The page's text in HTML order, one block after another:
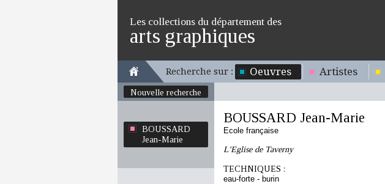
Les collections du département des
arts graphiques
Recherche sur : Oeuvres Artistes
Nouvelle recherche
BOUSSARD
Jean-Marie
BOUSSARD Jean-Marie
Ecole française
L'Eglise de Taverny
TECHNIQUES :
eau-forte - burin